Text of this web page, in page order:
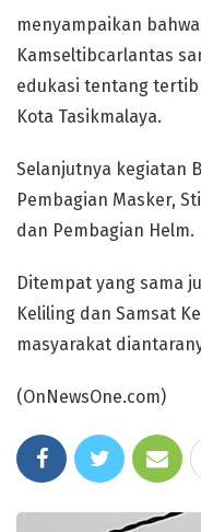
menyampaikan
Kamseltibcarlantas
edukasi tentang
Kota Tasikmalaya.
Selanjutnya kegiatan
Pembagian Masker,
dan Pembagian Helm.
Ditempat yang sama
Keliling dan Samsat
masyarakat
(OnNewsOne.com)